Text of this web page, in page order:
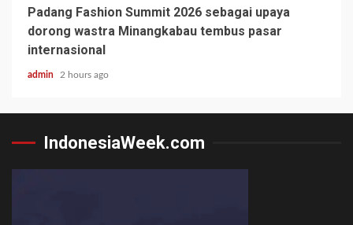
Padang Fashion Summit 2026 sebagai upaya
dorong wastra Minangkabau tembus pasar
internasional
admin 2 hours ago
IndonesiaWeek.com